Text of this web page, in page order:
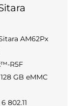
AM62Px
R5F
GB eMMC
802.11